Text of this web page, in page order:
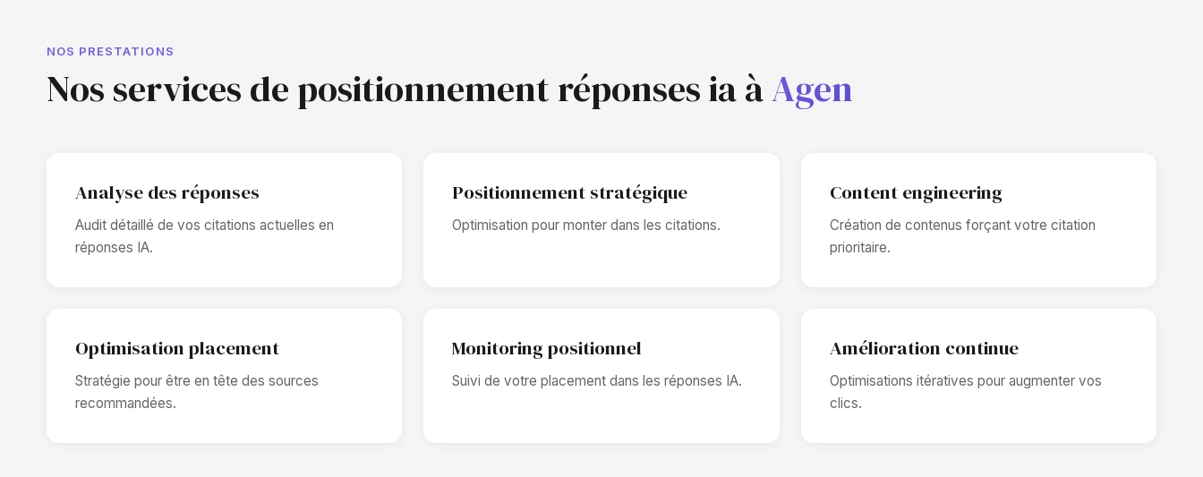
NOS PRESTATIONS
Nos services de positionnement réponses ia àAgen
Analyse des réponses
Audit détaillé de vos citations actuelles en
réponses IA.
Positionnement stratégique
Optimisation pour monter dans les citations.
Content engineering
Création de contenus forçant votre citation
prioritaire.
Optimisation placement
Stratégie pour être en tête des sources
recommandées.
Monitoring positionnel
Suivi de votre placement dans les réponses IA.
Amélioration continue
Optimisations itératives pour augmenter vos
clics.